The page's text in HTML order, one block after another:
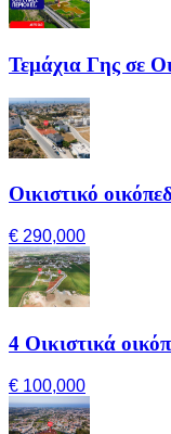
Τεμάχια Γης σε
Οικιστικό
€ 290,000
4 Οικιστικά
€ 100,000